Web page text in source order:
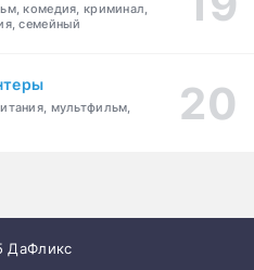
комедия, криминал,
семейный
мультфильм,
ДаФликс